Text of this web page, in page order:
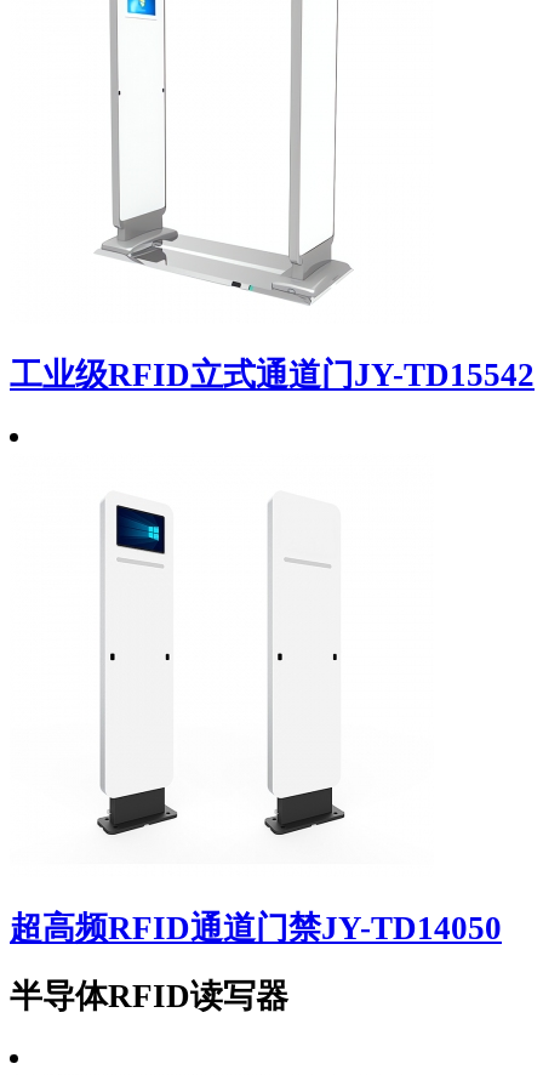
工业级RFID立式通道门JY-TD15542
超高频RFID通道门禁JY-TD14050
半导体RFID读写器